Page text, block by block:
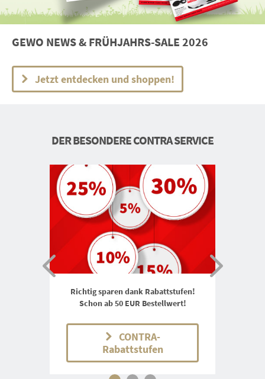
GEWO NEWS & FRÜHJAHRS-SALE 2026
Jetzt entdecken und shoppen!
DER BESONDERE CONTRA SERVICE
Richtig sparen dank Rabattstufen!
Schon ab 50 EUR Bestellwert!
CONTRA-
Rabattstufen